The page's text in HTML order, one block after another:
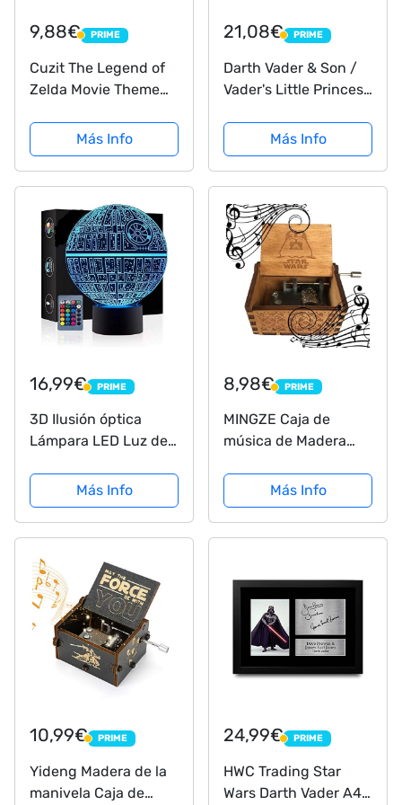
9,88€ PRIME
PRIME
Cuzit The Legend of
Zelda Movie Theme
Box Hand Crank
Wooden Musical Box
Toy
Más Info
21,08€ PRIME
PRIME
Darth Vader & Son /
Vader's Little Princess
(includes two art
prints) (Star Wars)
Más Info
16,99€ PRIME
PRIME
3D Ilusión óptica
Lámpara LED Luz de
Lámpara 7 colores de
control remoto con
Acrílico Plano & ABS
Más Info
8,98€ PRIME
PRIME
MINGZE Caja de
música de Madera
Classical Music Box
Hand-Wooden Music
Box Creative Wooden
(Star...
Más Info
10,99€ PRIME
PRIME
Yideng Madera de la
manivela Caja de
24,99€ PRIME
PRIME
HWC Trading Star
Wars Darth Vader A4